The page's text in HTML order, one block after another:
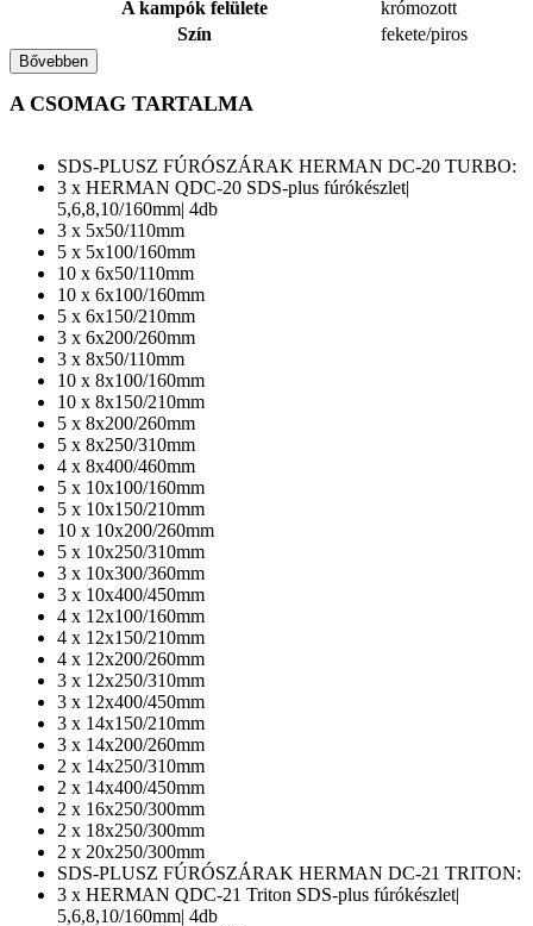
A kampók felülete
krómozott
Szín
fekete/piros
Bővebben
A CSOMAG TARTALMA
SDS-PLUSZ FÚRÓSZÁRAK HERMAN DC-20 TURBO:
3 x HERMAN QDC-20 SDS-plus fúrókészlet|
5,6,8,10/160mm| 4db
3 x 5x50/110mm
5 x 5x100/160mm
10 x 6x50/110mm
10 x 6x100/160mm
5 x 6x150/210mm
3 x 6x200/260mm
3 x 8x50/110mm
10 x 8x100/160mm
10 x 8x150/210mm
5 x 8x200/260mm
5 x 8x250/310mm
4 x 8x400/460mm
5 x 10x100/160mm
5 x 10x150/210mm
10 x 10x200/260mm
5 x 10x250/310mm
3 x 10x300/360mm
3 x 10x400/450mm
4 x 12x100/160mm
4 x 12x150/210mm
4 x 12x200/260mm
3 x 12x250/310mm
3 x 12x400/450mm
3 x 14x150/210mm
3 x 14x200/260mm
2 x 14x250/310mm
2 x 14x400/450mm
2 x 16x250/300mm
2 x 18x250/300mm
2 x 20x250/300mm
SDS-PLUSZ FÚRÓSZÁRAK HERMAN DC-21 TRITON:
3 x HERMAN QDC-21 Triton SDS-plus fúrókészlet|
5,6,8,10/160mm| 4db